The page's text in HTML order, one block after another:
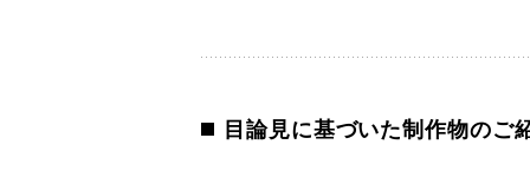
目論見に基づいた制作物のご